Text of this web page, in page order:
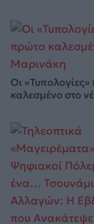
Οι
καλεσμένο στο